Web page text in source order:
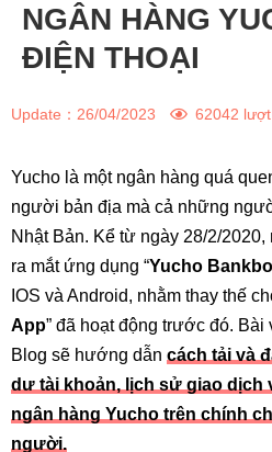
NGÂN HÀNG
ĐIỆN THOẠI
Update： 26/04/2023 62042
Yucho là một ngân hàng quá
người bản địa mà cả những
Nhật Bản. Kể từ ngày 28/2/
ra mắt ứng dụng “Yucho
IOS và Android, nhằm thay thế
App” đã hoạt động trước đó.
Blog sẽ hướng dẫn cách tải và
dư tài khoản, lịch sử giao dịch
ngân hàng Yucho trên chính
người.